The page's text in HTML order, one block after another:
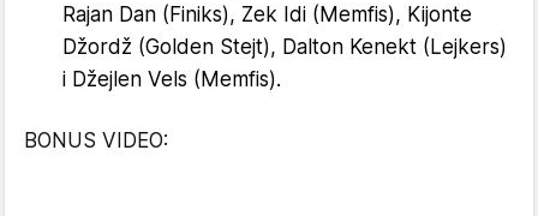
Rajan Dan (Finiks), Zek Idi (Memfis), Kijonte
Džordž (Golden Stejt), Dalton Kenekt (Lejkers)
i Džejlen Vels (Memfis).
BONUS VIDEO: